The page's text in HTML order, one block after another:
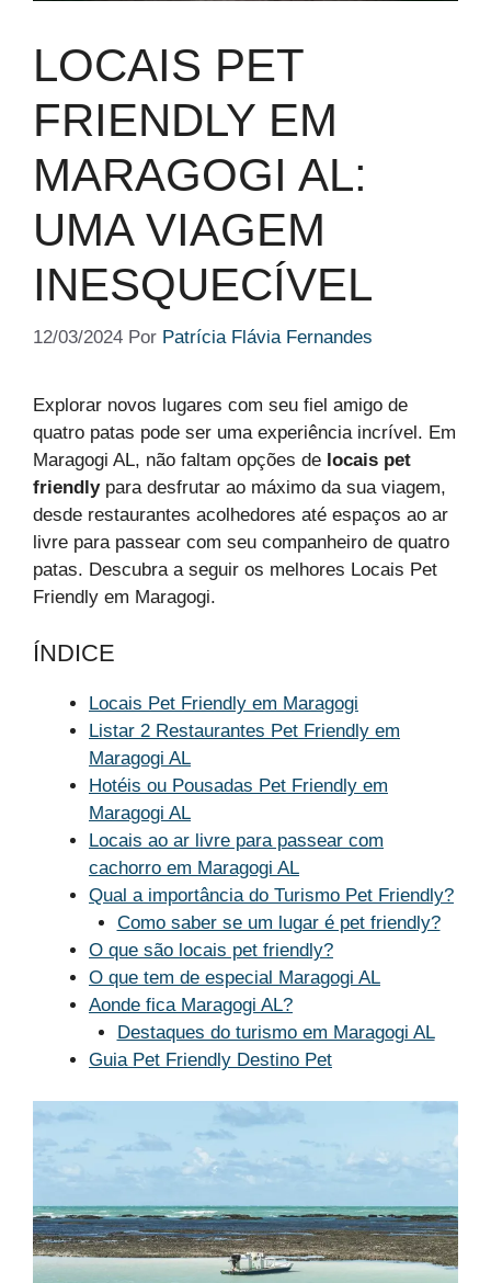
LOCAIS PET
FRIENDLY EM
MARAGOGI AL:
UMA VIAGEM
INESQUECÍVEL
12/03/2024 Por Patrícia Flávia Fernandes
Explorar novos lugares com seu fiel amigo de
quatro patas pode ser uma experiência incrível. Em
Maragogi AL, não faltam opções de locais pet
friendlypara desfrutar ao máximo da sua viagem,
desde restaurantes acolhedores até espaços ao ar
livre para passear com seu companheiro de quatro
patas. Descubra a seguir os melhores Locais Pet
Friendly em Maragogi.
ÍNDICE
Locais Pet Friendly em Maragogi
Listar 2 Restaurantes Pet Friendly em
Maragogi AL
Hotéis ou Pousadas Pet Friendly em
Maragogi AL
Locais ao ar livre para passear com
cachorro em Maragogi AL
Qual a importância do Turismo Pet Friendly?
Como saber se um lugar é pet friendly?
O que são locais pet friendly?
O que tem de especial Maragogi AL
Aonde fica Maragogi AL?
Destaques do turismo em Maragogi AL
Guia Pet Friendly Destino Pet